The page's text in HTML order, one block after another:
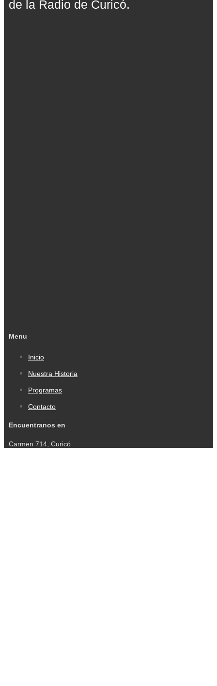
de la Radio de Curicó.
Menu
Inicio
Nuestra Historia
Programas
Contacto
Encuentranos en
Carmen 714, Curicó